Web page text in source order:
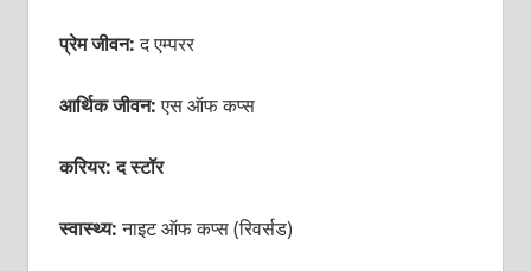
प्रेम जीवन:द एम्परर
आर्थिक जीवन:एस ऑफ कप्स
करियर: द स्टॉर
स्वास्थ्य:नाइट ऑफ कप्स (रिवर्सड)